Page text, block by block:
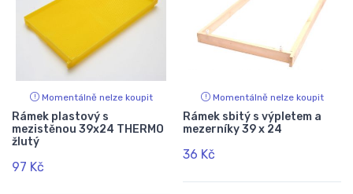
Momentálně nelze koupit
Rámek plastový s
mezistěnou 39x24 THERMO
žlutý
97 Kč
Momentálně nelze koupit
Rámek sbitý s výpletem a
mezerníky 39 x 24
36 Kč